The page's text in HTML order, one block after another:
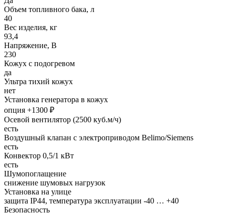
Объем топливного бака, л
40
Вес изделия, кг
93,4
Напряжение, В
230
Кожух с подогревом
да
Ультра тихий кожух
нет
Установка генератора в кожух
опция +1300 ₽
Осевой вентилятор (2500 куб.м/ч)
есть
Воздушный клапан с электроприводом Belimo/Siemens
есть
Конвектор 0,5/1 кВт
есть
Шумопоглащение
снижение шумовых нагрузок
Установка на улице
защита IP44, температура эксплуатации -40 … +40
Безопасность